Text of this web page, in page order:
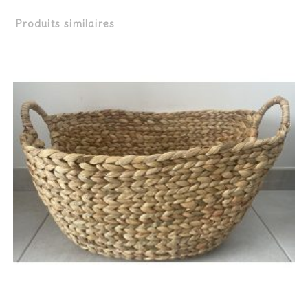
Produits similaires